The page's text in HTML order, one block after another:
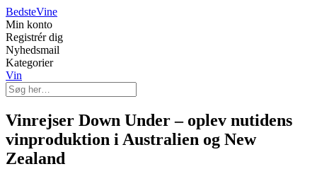
BedsteVine
Min konto
Registrér dig
Nyhedsmail
Kategorier
Vin
Vinrejser Down Under – oplev nutidens
vinproduktion i Australien og New
Zealand